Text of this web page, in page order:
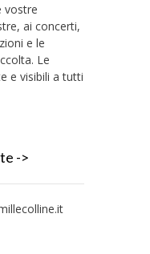
vostre
ai concerti,
e le
Le
e visibili a tutti
->